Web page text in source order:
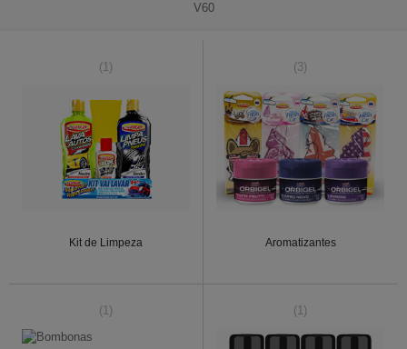
V60
(1)
Kit de Limpeza
(3)
Aromatizantes
(1) (1)